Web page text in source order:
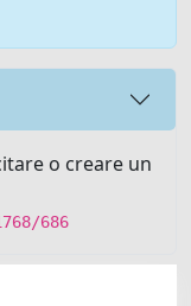
o creare un
686